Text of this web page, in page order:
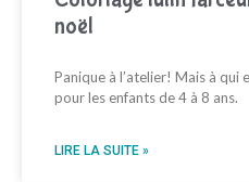
noël
Panique à l’atelier! Mais à qui
pour les enfants de 4 à 8 ans.
LIRE LA SUITE »